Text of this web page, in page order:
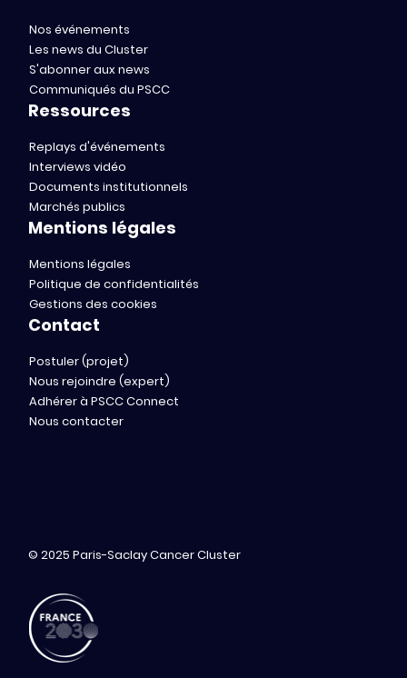
Nos événements
Les news du Cluster
S'abonner aux news
Communiqués du PSCC
Ressources
Replays d'événements
Interviews vidéo
Documents institutionnels
Marchés publics
Mentions légales
Mentions légales
Politique de confidentialités
Gestions des cookies
Contact
Postuler (projet)
Nous rejoindre (expert)
Adhérer à PSCC Connect
Nous contacter
© 2025 Paris-Saclay Cancer Cluster